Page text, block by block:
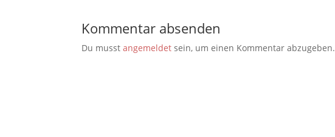
Kommentar absenden
Du musstangemeldet sein, um einen Kommentar abzugeben.